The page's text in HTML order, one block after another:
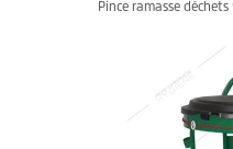
Pince ramasse